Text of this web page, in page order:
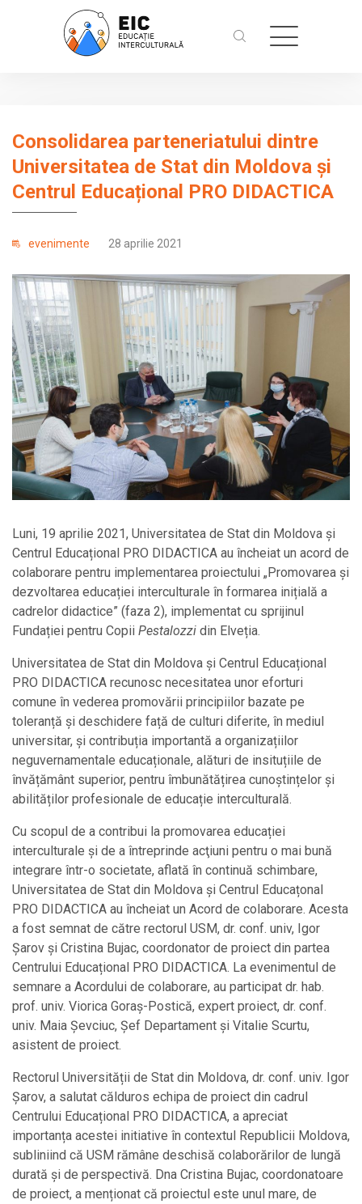
Consolidarea parteneriatului dintre
Universitatea de Stat din Moldova și
Centrul Educațional PRO DIDACTICA
evenimente 28 aprilie 2021
Luni, 19 aprilie 2021, Universitatea de Stat din Moldova și
Centrul Educațional PRO DIDACTICA au încheiat un acord de
colaborare pentru implementarea proiectului „Promovarea și
dezvoltarea educației interculturale în formarea inițială a
cadrelor didactice” (faza 2), implementat cu sprijinul
Fundației pentru Copii Pestalozzi din Elveția.
Universitatea de Stat din Moldova și Centrul Educațional
PRO DIDACTICA recunosc necesitatea unor eforturi
comune în vederea promovării principiilor bazate pe
toleranță și deschidere față de culturi diferite, în mediul
universitar, și contribuția importantă a organizațiilor
neguvernamentale educaționale, alături de insituțiile de
învățământ superior, pentru îmbunătățirea cunoștințelor și
abilităților profesionale de educație interculturală.
Cu scopul de a contribui la promovarea educației
interculturale și de a întreprinde acţiuni pentru o mai bună
integrare într-o societate, aflată în continuă schimbare,
Universitatea de Stat din Moldova și Centrul Educațonal
PRO DIDACTICA au încheiat un Acord de colaborare. Acesta
a fost semnat de către rectorul USM, dr. conf. univ, Igor
Șarov și Cristina Bujac, coordonator de proiect din partea
Centrului Educațional PRO DIDACTICA. La evenimentul de
semnare a Acordului de colaborare, au participat dr. hab.
prof. univ. Viorica Goraș-Postică, expert proiect, dr. conf.
univ. Maia Șevciuc, Șef Departament și Vitalie Scurtu,
asistent de proiect.
Rectorul Universității de Stat din Moldova, dr. conf. univ. Igor
Șarov, a salutat călduros echipa de proiect din cadrul
Centrului Educațional PRO DIDACTICA, a apreciat
importanța acestei initiative în contextul Republicii Moldova,
subliniind că USM rămâne deschisă colaborărilor de lungă
durată și de perspectivă. Dna Cristina Bujac, coordonatoare
de proiect, a menționat că proiectul este unul mare, de